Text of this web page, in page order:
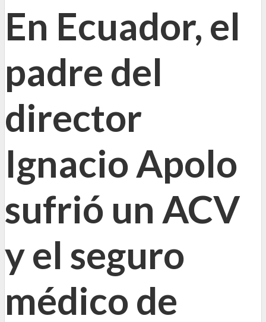
En Ecuador, el
padre del
director
Ignacio Apolo
sufrió un ACV
y el seguro
médico de